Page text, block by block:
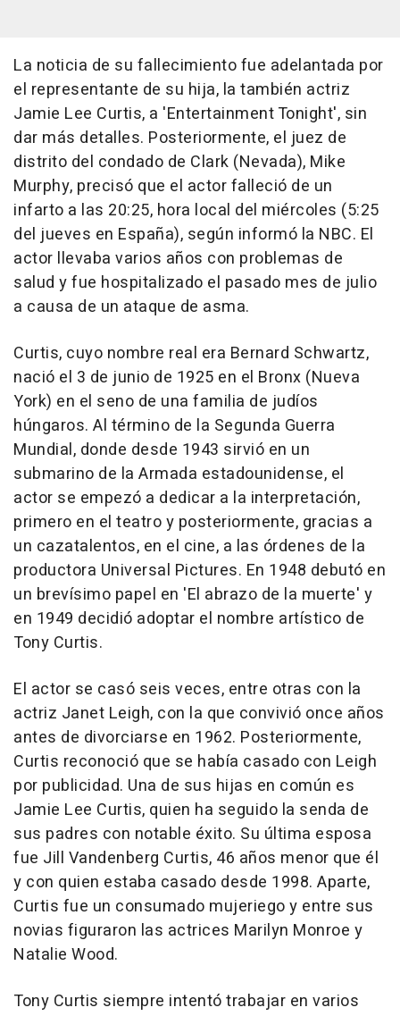
La noticia de su fallecimiento fue adelantada por
el representante de su hija, la también actriz
Jamie Lee Curtis, a 'Entertainment Tonight', sin
dar más detalles. Posteriormente, el juez de
distrito del condado de Clark (Nevada), Mike
Murphy, precisó que el actor falleció de un
infarto a las 20:25, hora local del miércoles (5:25
del jueves en España), según informó la NBC. El
actor llevaba varios años con problemas de
salud y fue hospitalizado el pasado mes de julio
a causa de un ataque de asma.
Curtis, cuyo nombre real era Bernard Schwartz,
nació el 3 de junio de 1925 en el Bronx (Nueva
York) en el seno de una familia de judíos
húngaros. Al término de la Segunda Guerra
Mundial, donde desde 1943 sirvió en un
submarino de la Armada estadounidense, el
actor se empezó a dedicar a la interpretación,
primero en el teatro y posteriormente, gracias a
un cazatalentos, en el cine, a las órdenes de la
productora Universal Pictures. En 1948 debutó en
un brevísimo papel en 'El abrazo de la muerte' y
en 1949 decidió adoptar el nombre artístico de
Tony Curtis.
El actor se casó seis veces, entre otras con la
actriz Janet Leigh, con la que convivió once años
antes de divorciarse en 1962. Posteriormente,
Curtis reconoció que se había casado con Leigh
por publicidad. Una de sus hijas en común es
Jamie Lee Curtis, quien ha seguido la senda de
sus padres con notable éxito. Su última esposa
fue Jill Vandenberg Curtis, 46 años menor que él
y con quien estaba casado desde 1998. Aparte,
Curtis fue un consumado mujeriego y entre sus
novias figuraron las actrices Marilyn Monroe y
Natalie Wood.
Tony Curtis siempre intentó trabajar en varios